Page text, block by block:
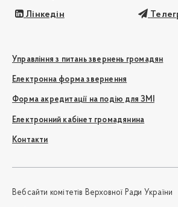
Лінкедін
Управління з питань звернень громадян
Електронна форма звернення
Форма акредитації на подію для ЗМІ
Електронний кабінет громадянина
Контакти
Вебсайти комітетів Верховної Ради України